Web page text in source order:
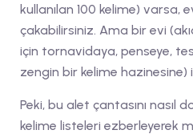
kullanılan 100 kelime) varsa,
çakabilirsiniz. Ama bir evi
için tornavidaya, penseye,
zengin bir kelime hazinesine)
Peki, bu alet çantasını nasıl
kelime listeleri ezberleyerek